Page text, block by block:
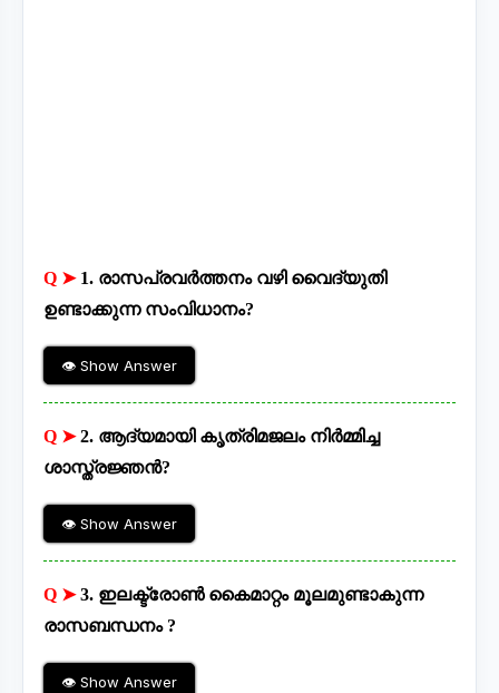
Q ➤ 1. രാസപ്രവർത്തനം വഴി വൈദ്യുതി
ഉണ്ടാക്കുന്ന സംവിധാനം?
👁 Show Answer
Q ➤2. ആദ്യമായി കൃത്രിമജലം നിർമ്മിച്ച
ശാസ്ത്രജ്ഞൻ?
👁 Show Answer
Q ➤3. ഇലക്ട്രോൺ കൈമാറ്റം മൂലമുണ്ടാകുന്ന
രാസബന്ധനം ?
👁 Show Answer